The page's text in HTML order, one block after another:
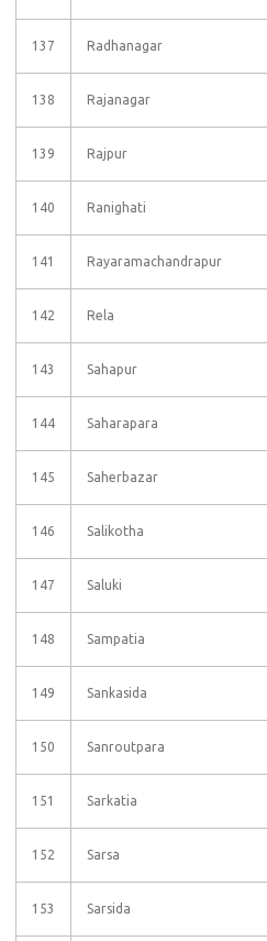
137 Radhanagar
138 Rajanagar
139 Rajpur
140 Ranighati
141 Rayaramachandrapur
142 Rela
143 Sahapur
144 Saharapara
145 Saherbazar
146 Salikotha
147 Saluki
148 Sampatia
149 Sankasida
150 Sanroutpara
151 Sarkatia
152 Sarsa
153 Sarsida